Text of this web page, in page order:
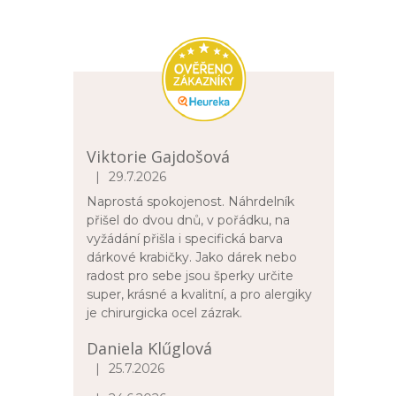
motýl 1
náboj 1
nekonečno 3
nota 2
pentagram 3
Viktorie Gajdošová
Hodnocení obchodu je 5 z 5 hvězdiček.
29.7.2026
Naprostá spokojenost. Náhrdelník
přišel do dvou dnů, v pořádku, na
vyžádání přišla i specifická barva
dárkové krabičky. Jako dárek nebo
radost pro sebe jsou šperky určite
super, krásné a kvalitní, a pro alergiky
je chirurgicka ocel zázrak.
Daniela Klűglová
Hodnocení obchodu je 5 z 5 hvězdiček.
25.7.2026